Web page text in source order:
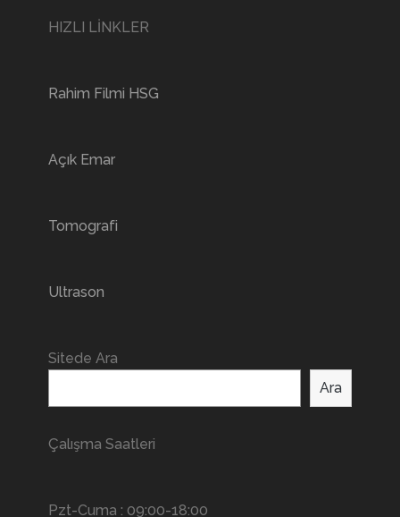
HIZLI LİNKLER
Rahim Filmi HSG
Açık Emar
Tomografi
Ultrason
Sitede Ara
Ara
Çalışma Saatleri
Pzt-Cuma : 09:00-18:00